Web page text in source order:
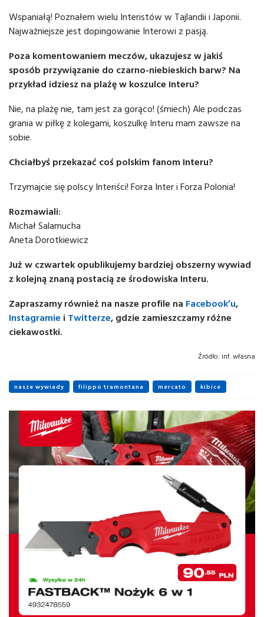
Wspaniałą! Poznałem wielu Interistów w Tajlandii i Japonii.
Najważniejsze jest dopingowanie Interowi z pasją.
Poza komentowaniem meczów, ukazujesz w jakiś
sposób przywiązanie do czarno-niebieskich barw? Na
przykład idziesz na plażę w koszulce Interu?
Nie, na plażę nie, tam jest za gorąco! (śmiech) Ale podczas
grania w piłkę z kolegami, koszulkę Interu mam zawsze na
sobie.
Chciałbyś przekazać coś polskim fanom Interu?
Trzymajcie się polscy Interiści! Forza Inter i Forza Polonia!
Rozmawiali:
Michał Salamucha
Aneta Dorotkiewicz
Już w czwartek opublikujemy bardziej obszerny wywiad
z kolejną znaną postacią ze środowiska Interu.
Zapraszamy również na nasze profile na Facebook’u,
Instagramie i Twitterze, gdzie zamieszczamy różne
ciekawostki.
Źródło: inf. własna
nasze wywiady filippo tramontana mercato kibice